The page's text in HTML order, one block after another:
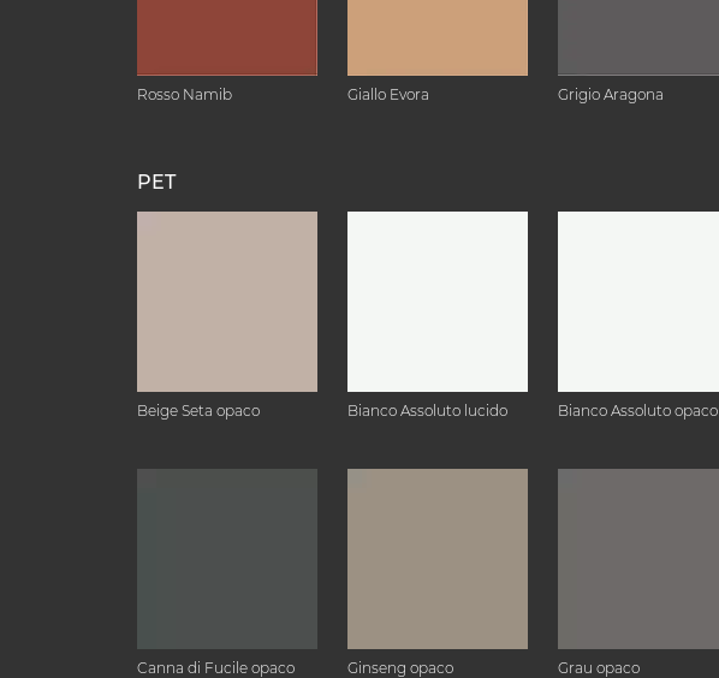
Rosso Namib Giallo Evora Grigio Aragona
PET
Beige Seta opaco Bianco Assoluto lucido Bianco Assoluto opaco
Canna di Fucile opaco Ginseng opaco Grau opaco